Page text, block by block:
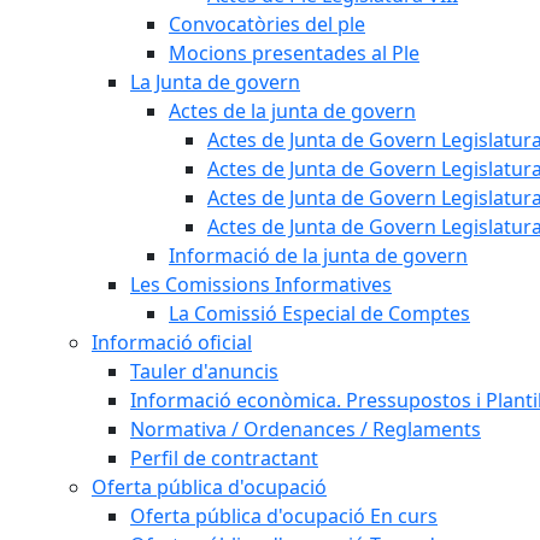
Convocatòries del ple
Mocions presentades al Ple
La Junta de govern
Actes de la junta de govern
Actes de Junta de Govern
Actes de Junta de Govern
Actes de Junta de Govern
Actes de Junta de Govern
Informació de la junta de govern
Les Comissions Informatives
La Comissió Especial de Comptes
Informació oficial
Tauler d'anuncis
Informació econòmica. Pressupostos i
Normativa / Ordenances / Reglaments
Perfil de contractant
Oferta pública d'ocupació
Oferta pública d'ocupació En curs